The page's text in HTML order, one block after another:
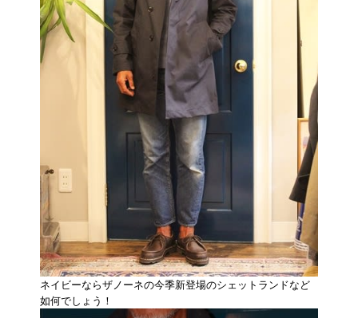
ネイビーならザノーネの今季新登場のシェットランドなど
如何でしょう！